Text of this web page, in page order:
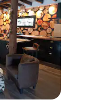
5, 59 Bewertungen